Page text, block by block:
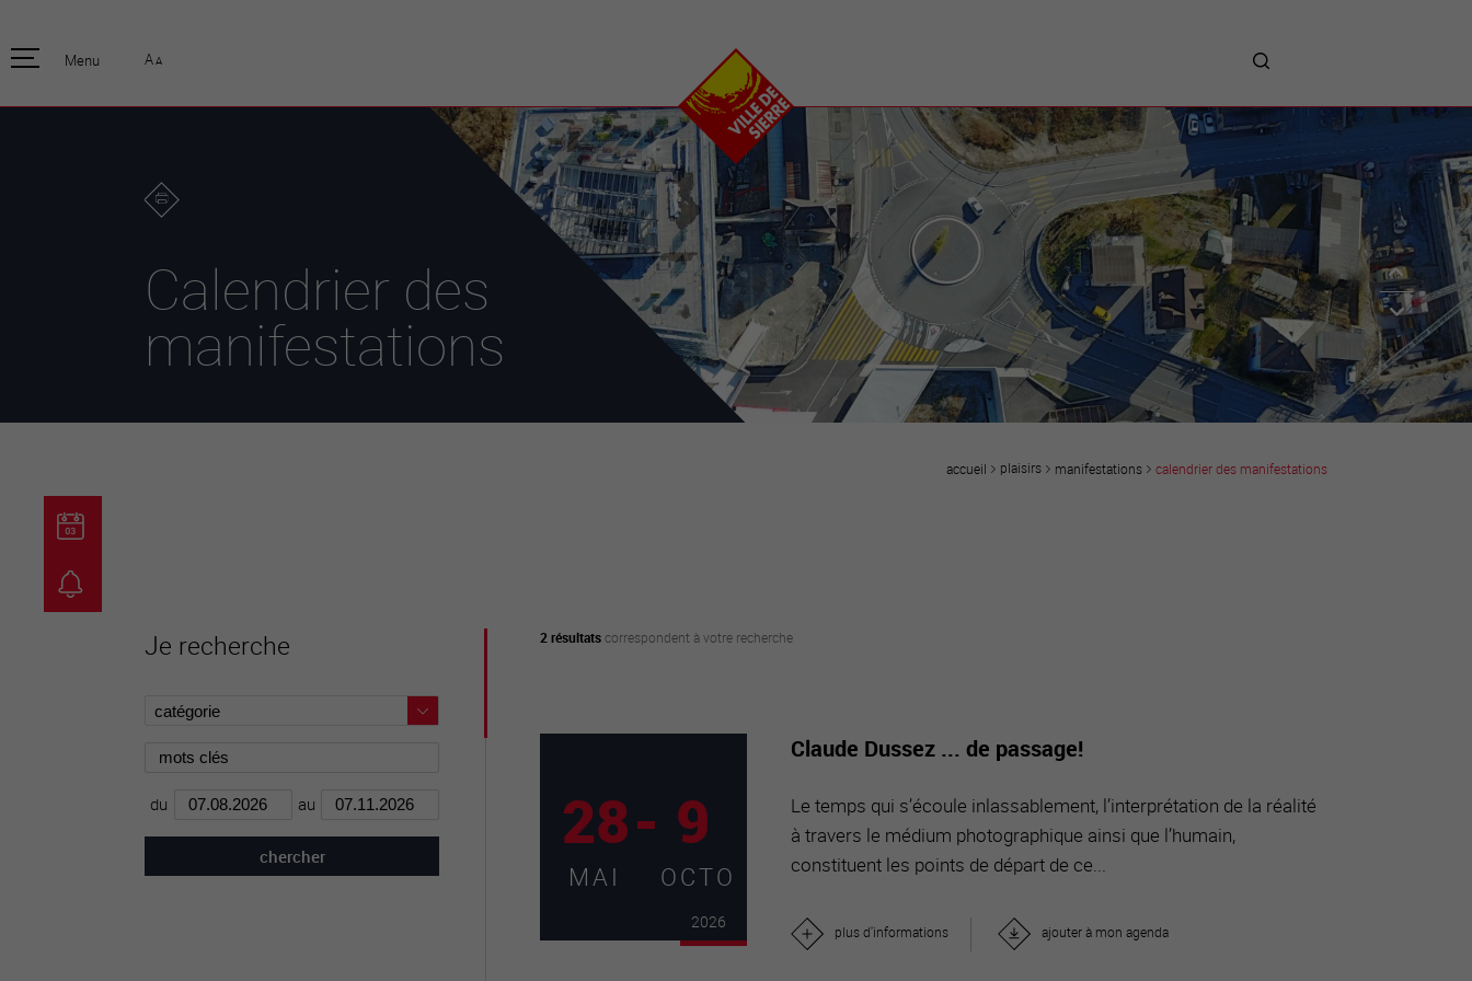
Enfants et écoliers
Formation
environnement
Informations parcelles
Guichet virtuel
Annuaire communal
Emplois
Organisation
communale
Programme de
législature 2025-2028
Stratégies
Jumelage
Manifestations
Art et culture
Sport et loisirs
Vins, gastronomie et
séjours
Clubs et associations
Nature
Projets
Chantiers en ville
Plan directeur du
centre-ville
Prestations
Avantages
Unternehmen :
Willkommen!
Companies : Welcome!
Imprese : benvenute!
Menu A A
Calendrier des
manifestations
accueil plaisirs manifestations calendrier des manifestations
Je recherche
du au
2 résultatscorrespondent à votre recherche
28- 9
MAI OCTO
2026
Claude Dussez ... de passage!
Le temps qui s’écoule inlassablement, l’interprétation de la réalité
à travers le médium photographique ainsi que l’humain,
constituent les points de départ de ce...
plus d'informations ajouter à mon agenda